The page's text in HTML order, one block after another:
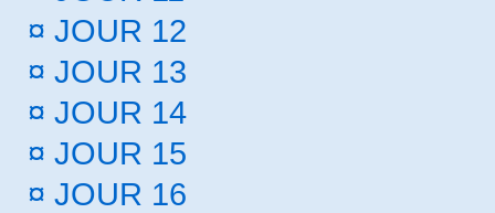
¤ JOUR 12
¤ JOUR 13
¤ JOUR 14
¤ JOUR 15
¤ JOUR 16